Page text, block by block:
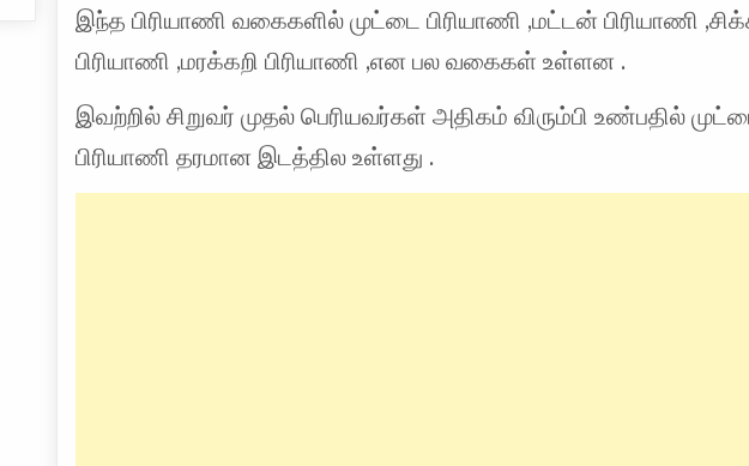
இந்த பிரியாணி வகைகளில் முட்டை பிரியாணி ,மட்டன் பிரியாணி
பிரியாணி ,மரக்கறி பிரியாணி ,என பல வகைகள் உள்ளன .
இவற்றில் சிறுவர் முதல் பெரியவர்கள் அதிகம் விரும்பி உண்பதில்
பிரியாணி தரமான இடத்தில உள்ளது .